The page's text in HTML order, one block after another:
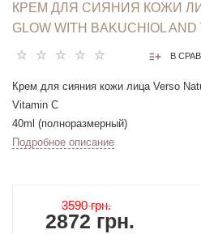
КРЕМ ДЛЯ СИЯНИЯ КОЖИ
GLOW WITH BAKUCHIOL AND
В
Крем для сияния кожи лица Verso
Vitamin C
40ml (полноразмерный)
Подробное описание
3590 грн.
2872 грн.